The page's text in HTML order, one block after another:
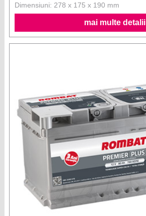
Dimensiuni: 278 x 175 x 190 mm
mai multe detalii